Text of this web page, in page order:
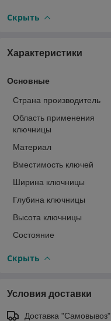
Скрыть
Характеристики
Основные
Страна производитель
Область применения
ключницы
Материал
Вместимость ключей
Ширина ключницы
Глубина ключницы
Высота ключницы
Состояние
Скрыть
Условия доставки
Доставка "Самовывоз"